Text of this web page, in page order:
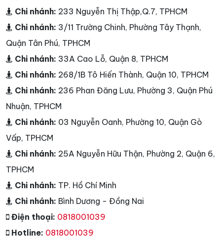
Chi nhánh: 233 Nguyễn Thị Thập,Q.7, TPHCM
Chi nhánh: 3/11 Trường Chinh, Phường Tây Thạnh,
Quận Tân Phú, TPHCM
Chi nhánh: 33A Cao Lỗ, Quận 8, TPHCM
Chi nhánh: 268/1B Tô Hiến Thành, Quận 10, TPHCM
Chi nhánh: 236 Phan Đăng Lưu, Phường 3, Quận Phú
Nhuận, TPHCM
Chi nhánh: 03 Nguyễn Oanh, Phường 10, Quận Gò
Vấp, TPHCM
Chi nhánh: 25A Nguyễn Hữu Thận, Phường 2, Quận 6,
TPHCM
Chi nhánh: TP. Hồ Chí Minh
Chi nhánh: Bình Dương - Đồng Nai
Điện thoại: 0818001039
Hotline: 0818001039